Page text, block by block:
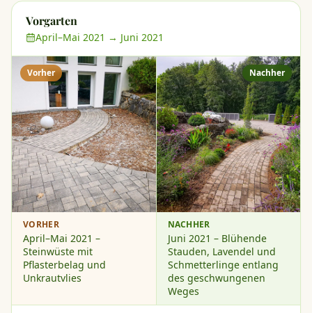
Vorgarten
April–Mai 2021 → Juni 2021
Vorher Nachher
VORHER
April–Mai 2021 –
Steinwüste mit
Pflasterbelag und
Unkrautvlies
NACHHER
Juni 2021 – Blühende
Stauden, Lavendel und
Schmetterlinge entlang
des geschwungenen
Weges